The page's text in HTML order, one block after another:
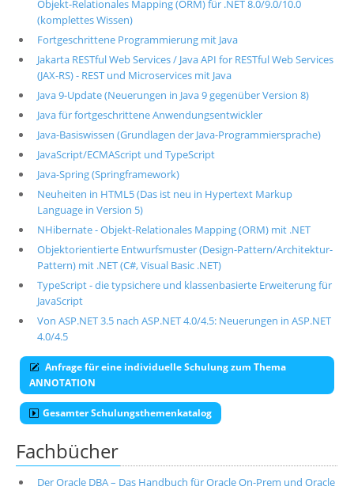
Objekt-Relationales Mapping (ORM) für .NET 8.0/9.0/10.0
(komplettes Wissen)
Fortgeschrittene Programmierung mit Java
Jakarta RESTful Web Services / Java API for RESTful Web Services
(JAX-RS) - REST und Microservices mit Java
Java 9-Update (Neuerungen in Java 9 gegenüber Version 8)
Java für fortgeschrittene Anwendungsentwickler
Java-Basiswissen (Grundlagen der Java-Programmiersprache)
JavaScript/ECMAScript und TypeScript
Java-Spring (Springframework)
Neuheiten in HTML5 (Das ist neu in Hypertext Markup
Language in Version 5)
NHibernate - Objekt-Relationales Mapping (ORM) mit .NET
Objektorientierte Entwurfsmuster (Design-Pattern/Architektur-
Pattern) mit .NET (C#, Visual Basic .NET)
TypeScript - die typsichere und klassenbasierte Erweiterung für
JavaScript
Von ASP.NET 3.5 nach ASP.NET 4.0/4.5: Neuerungen in ASP.NET
4.0/4.5
Anfrage für eine individuelle Schulung zum Thema
ANNOTATION
Gesamter Schulungsthemenkatalog
Fachbücher
Der Oracle DBA – Das Handbuch für Oracle On-Prem und Oracle